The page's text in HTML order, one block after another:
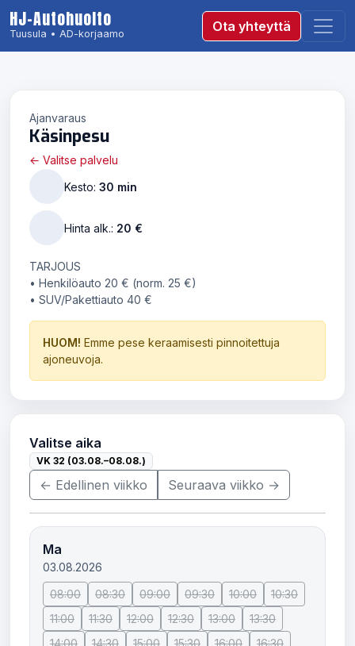
HJ-Autohuolto
Tuusula • AD-korjaamo Ota yhteyttä
Ajanvaraus
Käsinpesu
← Valitse palvelu
Kesto: 30 min
Hinta alk.: 20 €
TARJOUS
• Henkilöauto 20 € (norm. 25 €)
• SUV/Pakettiauto 40 €
HUOM! Emme pese keraamisesti pinnoitettuja
ajoneuvoja.
Valitse aika
VK 32 (03.08.–08.08.)
← Edellinen viikko Seuraava viikko →
Ma
03.08.2026
08:00
08:30 09:00 09:30 10:00
10:30
11:00
11:30 12:00 12:30 13:00
13:30